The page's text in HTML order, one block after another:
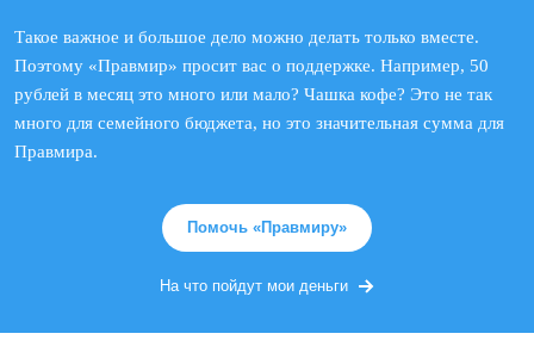
Такое важное и большое дело можно делать только вместе.
Поэтому «Правмир» просит вас о поддержке. Например, 50
рублей в месяц это много или мало? Чашка кофе? Это не так
много для семейного бюджета, но это значительная сумма для
Правмира.
Помочь «Правмиру»
На что пойдут мои деньги